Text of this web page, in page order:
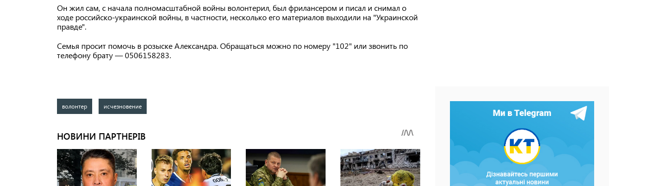
Он жил сам, с начала полномасштабной войны волонтерил, был фрилансером и писал и снимал о
ходе российско-украинской войны, в частности, несколько его материалов выходили на "Украинской
правде".
Семья просит помочь в розыске Александра. Обращаться можно по номеру "102" или звонить по
телефону брату — 0506158283.
волонтер исчезновение